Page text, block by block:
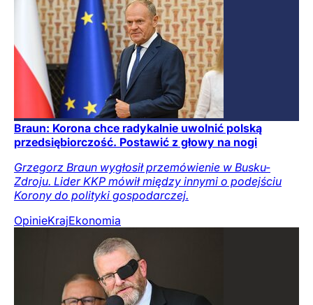
Braun: Korona chce radykalnie uwolnić polską
przedsiębiorczość. Postawić z głowy na nogi
Grzegorz Braun wygłosił przemówienie w Busku-
Zdroju. Lider KKP mówił między innymi o podejściu
Korony do polityki gospodarczej.
OpinieKrajEkonomia